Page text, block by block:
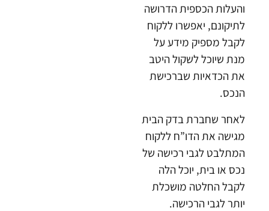
והעלות הכספית הדרושה
לתיקונם, יאפשרו ללקוח
לקבל מספיק מידע על
מנת שיוכל לשקול היטב
את הכדאיות שברכישת
הנכס.
לאחר שחברת בדק הבית
מגישה את הדו”ח ללקוח
המתלבט לגבי רכישה של
נכס או בית, יוכל הלה
לקבל החלטה מושכלת
יותר לגבי הרכישה.